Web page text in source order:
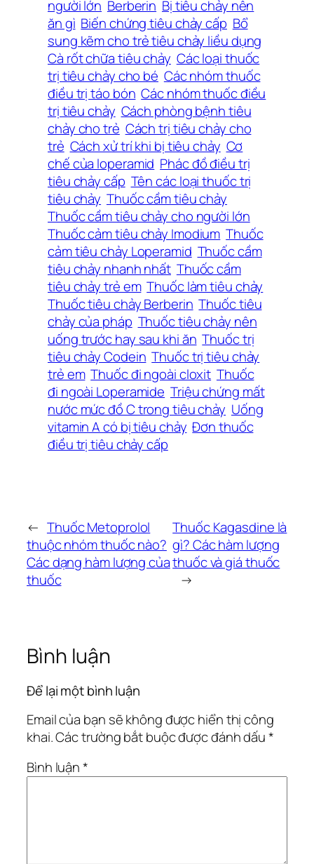
người lớn Berberin Bị tiêu chảy nên
ăn gì Biến chứng tiêu chảy cấp Bổ
sung kẽm cho trẻ tiêu chảy liều dụng
Cà rốt chữa tiêu chảy Các loại thuốc
trị tiêu chảy cho bé Các nhóm thuốc
điều trị táo bón Các nhóm thuốc điều
trị tiêu chảy Cách phòng bệnh tiêu
chảy cho trẻ Cách trị tiêu chảy cho
trẻ Cách xử trí khi bị tiêu chảy Cơ
chế của loperamid Phác đồ điều trị
tiêu chảy cấp Tên các loại thuốc trị
tiêu chảy Thuốc cầm tiêu chảy
Thuốc cầm tiêu chảy cho người lớn
Thuốc cảm tiêu chảy Imodium Thuốc
cảm tiêu chảy Loperamid Thuốc cầm
tiêu chảy nhanh nhất Thuốc cầm
tiêu chảy trẻ em Thuốc làm tiêu chảy
Thuốc tiêu chảy Berberin Thuốc tiêu
chảy của pháp Thuốc tiêu chảy nên
uống trước hay sau khi ăn Thuốc trị
tiêu chảy Codein Thuốc trị tiêu chảy
trẻ em Thuốc đi ngoài cloxit Thuốc
đi ngoài Loperamide Triệu chứng mất
nước mức đồ C trong tiêu chảy Uống
vitamin A có bị tiêu chảy Đơn thuốc
điều trị tiêu chảy cấp
← Thuốc Metoprolol
thuộc nhóm thuốc nào?
Các dạng hàm lượng của
thuốc
Thuốc Kagasdine là
gì? Các hàm lượng
thuốc và giá thuốc
→
Bình luận
Để lại một bình luận
Email của bạn sẽ không được hiển thị công
khai.Các trường bắt buộc được đánh dấu*
Bình luận*